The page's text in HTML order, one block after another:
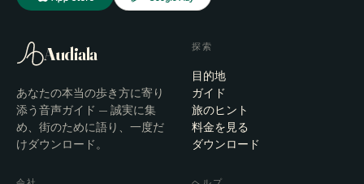
Audiala
あなたの本当の歩き方に寄り
添う音声ガイド — 誠実に集
め、街のために語り、一度だ
けダウンロード。
探索
目的地
ガイド
旅のヒント
料金を見る
ダウンロード